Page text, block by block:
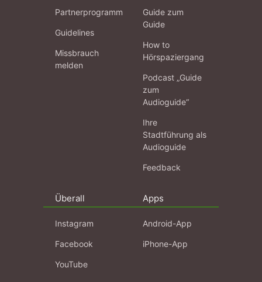
Partnerprogramm
Guidelines
Missbrauch
melden
Guide zum
Guide
How to
Hörspaziergang
Podcast „Guide
zum
Audioguide“
Ihre
Stadtführung als
Audioguide
Feedback
Überall
Instagram
Facebook
YouTube
Apps
Android-App
iPhone-App